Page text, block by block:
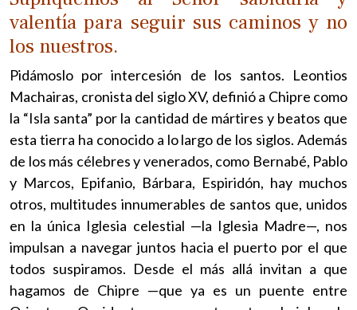
valentía para seguir sus caminos y no
los nuestros.
Pidámoslo por intercesión de los santos. Leontios
Machairas, cronista del siglo XV, definió a Chipre como
la “Isla santa” por la cantidad de mártires y beatos que
esta tierra ha conocido a lo largo de los siglos. Además
de los más célebres y venerados, como Bernabé, Pablo
y Marcos, Epifanio, Bárbara, Espiridón, hay muchos
otros, multitudes innumerables de santos que, unidos
en la única Iglesia celestial —la Iglesia Madre—, nos
impulsan a navegar juntos hacia el puerto por el que
todos suspiramos. Desde el más allá invitan a que
hagamos de Chipre —que ya es un puente entre